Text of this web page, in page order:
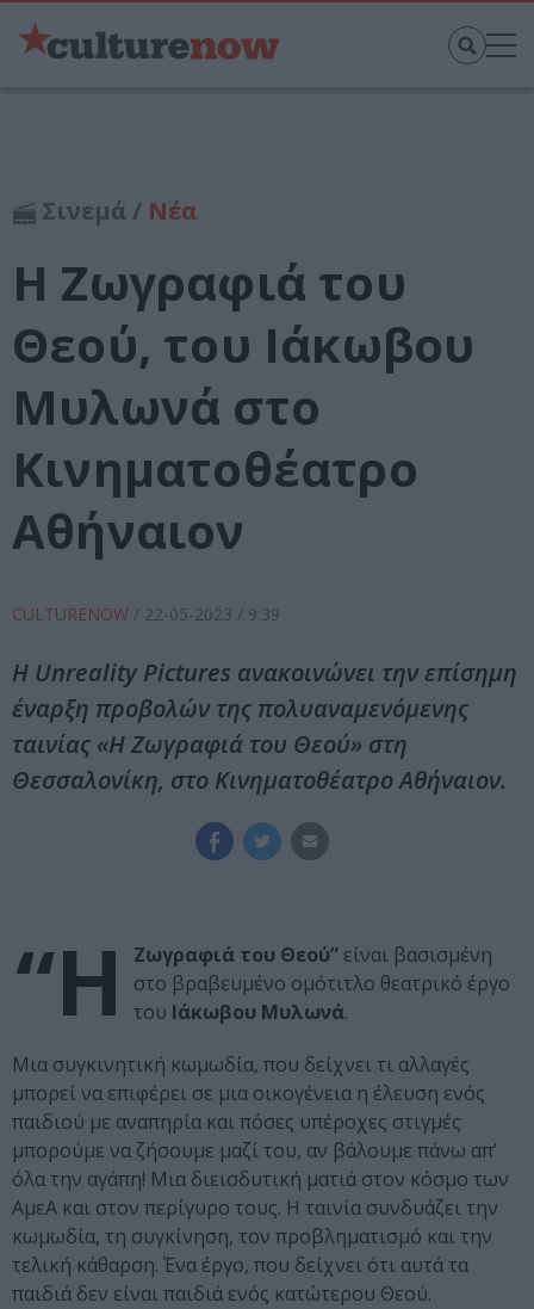
Σινεμά / Νέα
Η Ζωγραφιά του
Θεού, του Ιάκωβου
Μυλωνά στο
Κινηματοθέατρο
Αθήναιον
CULTURENOW / 22-05-2023 / 9:39
Η Unreality Pictures ανακοινώνει την επίσημη
έναρξη προβολών της πολυαναμενόμενης
ταινίας «Η Ζωγραφιά του Θεού» στη
Θεσσαλονίκη, στο Κινηματοθέατρο Αθήναιον.
“Η Ζωγραφιά του Θεού” είναι βασισμένη
στο βραβευμένο ομότιτλο θεατρικό έργο
του Ιάκωβου Μυλωνά.
Μια συγκινητική κωμωδία, που δείχνει τι αλλαγές
μπορεί να επιφέρει σε μια οικογένεια η έλευση ενός
παιδιού με αναπηρία και πόσες υπέροχες στιγμές
μπορούμε να ζήσουμε μαζί του, αν βάλουμε πάνω απ’
όλα την αγάπη! Μια διεισδυτική ματιά στον κόσμο των
ΑμεΑ και στον περίγυρο τους. Η ταινία συνδυάζει την
κωμωδία, τη συγκίνηση, τον προβληματισμό και την
τελική κάθαρση. Ένα έργο, που δείχνει ότι αυτά τα
παιδιά δεν είναι παιδιά ενός κατώτερου Θεού.